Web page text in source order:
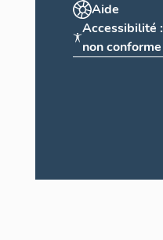
Aide
Accessibilité :
non conforme